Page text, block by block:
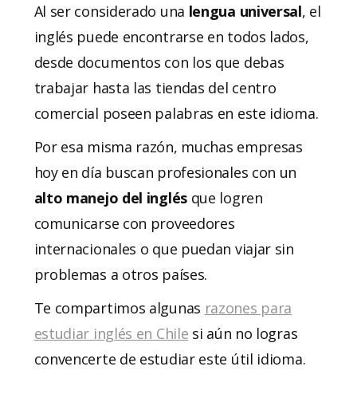
Al ser considerado una lengua universal, el
inglés puede encontrarse en todos lados,
desde documentos con los que debas
trabajar hasta las tiendas del centro
comercial poseen palabras en este idioma.
Por esa misma razón, muchas empresas
hoy en día buscan profesionales con un
alto manejo del inglésque logren
comunicarse con proveedores
internacionales o que puedan viajar sin
problemas a otros países.
Te compartimos algunas razones para
estudiar inglés en Chile si aún no logras
convencerte de estudiar este útil idioma.